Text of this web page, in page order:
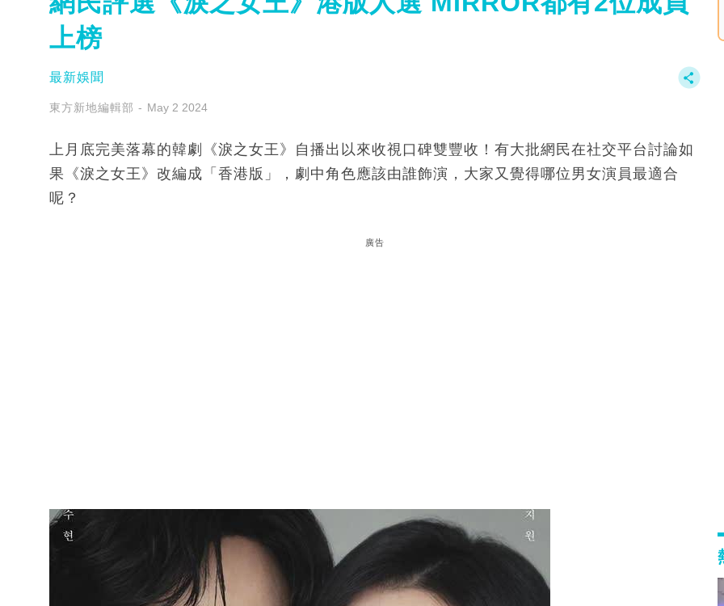
上榜
最新娛聞
東方新地編輯部 May 2 2024
上月底完美落幕的韓劇《淚之女王》自播出以來收視口碑雙豐收！有大批網民在社交平台討論如
果《淚之女王》改編成「香港版」，劇中角色應該由誰飾演，大家又覺得哪位男女演員最適合
呢？
廣告